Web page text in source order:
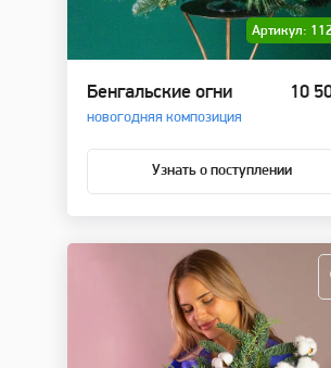
Артикул:
Бенгальские огни
новогодняя композиция
10
Узнать о поступлении